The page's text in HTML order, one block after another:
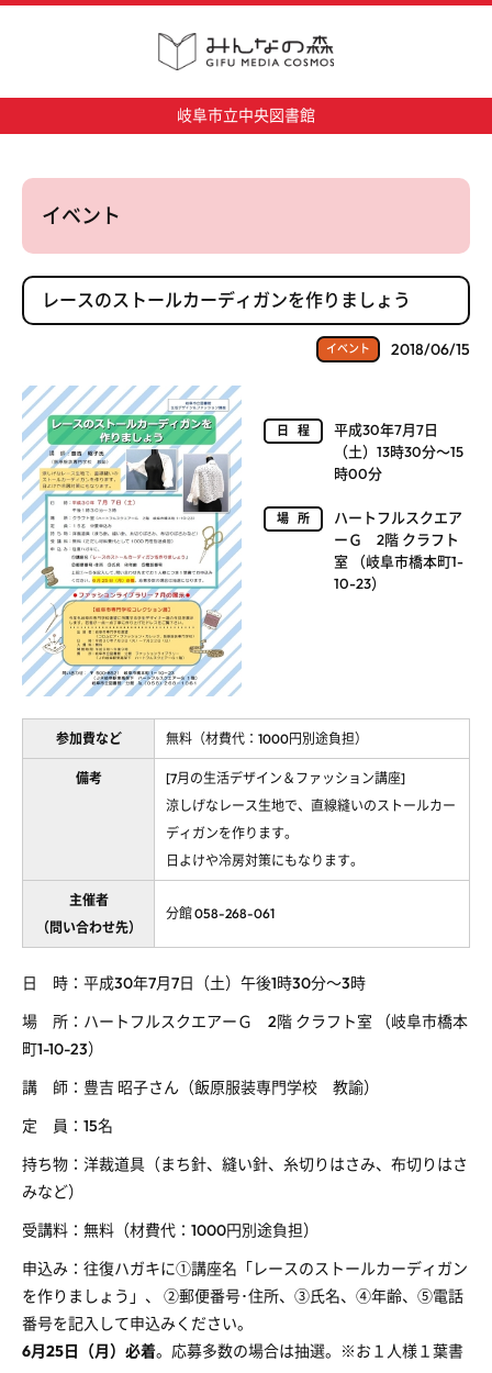
岐阜市立中央図書館
イベント
レースのストールカーディガンを作りましょう
イベント 2018/06/15
日程
平成30年7月7日
（土）13時30分～15
時00分
場所
ハートフルスクエア
ーＧ 2階 クラフト
室 （岐阜市橋本町1-
10-23）
参加費など 無料（材費代：1000円別途負担）
備考
[7月の生活デザイン＆ファッション講座]
涼しげなレース生地で、直線縫いのストールカー
ディガンを作ります。
日よけや冷房対策にもなります。
主催者
（問い合わせ先）
分館 058-268-061
日 時：平成30年7月7日（土）午後1時30分～3時
場 所：ハートフルスクエアーＧ 2階 クラフト室 （岐阜市橋本
町1-10-23）
講 師：豊吉 昭子さん（飯原服装専門学校 教諭）
定 員：15名
持ち物：洋裁道具（まち針、縫い針、糸切りはさみ、布切りはさ
みなど）
受講料：無料（材費代：1000円別途負担）
申込み：往復ハガキに①講座名「レースのストールカーディガン
を作りましょう」、 ②郵便番号･住所、③氏名、④年齢、⑤電話
番号を記入して申込みください。
6月25日（月）必着。応募多数の場合は抽選。※お１人様１葉書